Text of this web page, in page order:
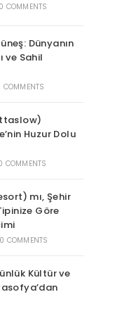
0 COMMENTS
Dünyanın
ve Sahil
COMMENTS
Huzur Dolu
COMMENTS
mı, Şehir
Göre
0 COMMENTS
Kültür ve